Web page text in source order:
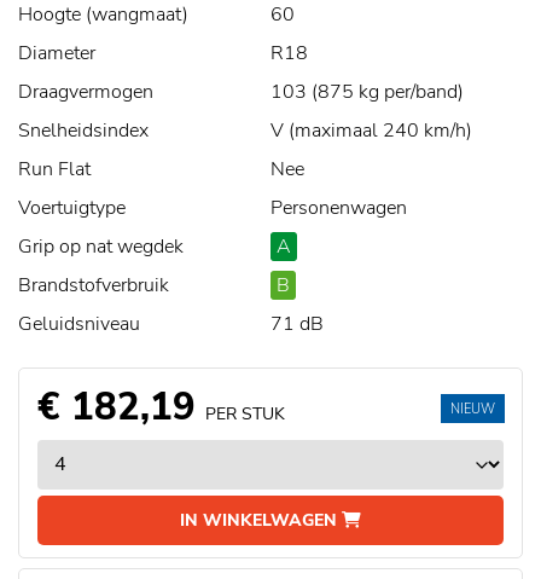
Hoogte (wangmaat)
60
Diameter
R18
Draagvermogen
103 (875 kg per/band)
Snelheidsindex
V (maximaal 240 km/h)
Run Flat
Nee
Voertuigtype
Personenwagen
Grip op nat wegdek
A
Brandstofverbruik
B
Geluidsniveau
71 dB
€ 182,19 PER STUK
IN WINKELWAGEN
NIEUW